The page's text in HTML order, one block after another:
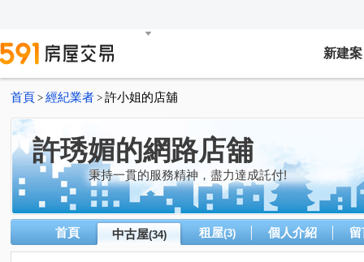
新建案
首頁 > 經紀業者 > 許小姐的店舖
許琇媚的網路店舖
秉持一貫的服務精神，盡力達成託付!
首頁 中古屋(34) 租屋(3) 個人介紹